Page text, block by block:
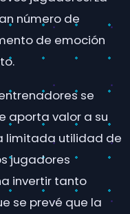
número de
de emoción
se
aporta valor a su
limitada utilidad de
jugadores
invertir tanto
se prevé que la